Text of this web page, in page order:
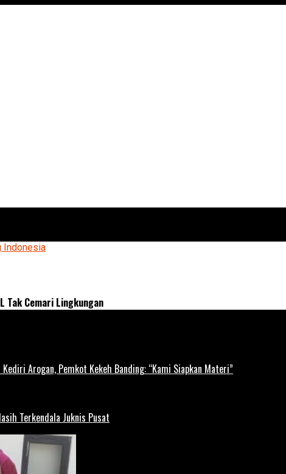
Tak Cemari Lingkungan
Arogan, Pemkot Kekeh Banding: “Kami Siapkan Materi”
Terkendala Juknis Pusat